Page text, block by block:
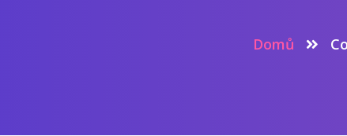
Domů